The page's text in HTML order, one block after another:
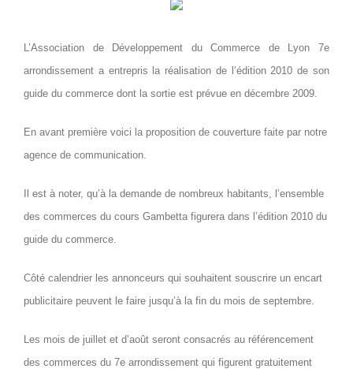
L’Association de Développement du Commerce de Lyon 7e
arrondissement a entrepris la réalisation de l’édition 2010 de son
guide du commerce dont la sortie est prévue en décembre 2009.
En avant première voici la proposition de couverture faite par notre
agence de communication.
Il est à noter, qu’à la demande de nombreux habitants, l’ensemble
des commerces du cours Gambetta figurera dans l’édition 2010 du
guide du commerce.
Côté calendrier les annonceurs qui souhaitent souscrire un encart
publicitaire peuvent le faire jusqu’à la fin du mois de septembre.
Les mois de juillet et d’août seront consacrés au référencement
des commerces du 7e arrondissement qui figurent gratuitement